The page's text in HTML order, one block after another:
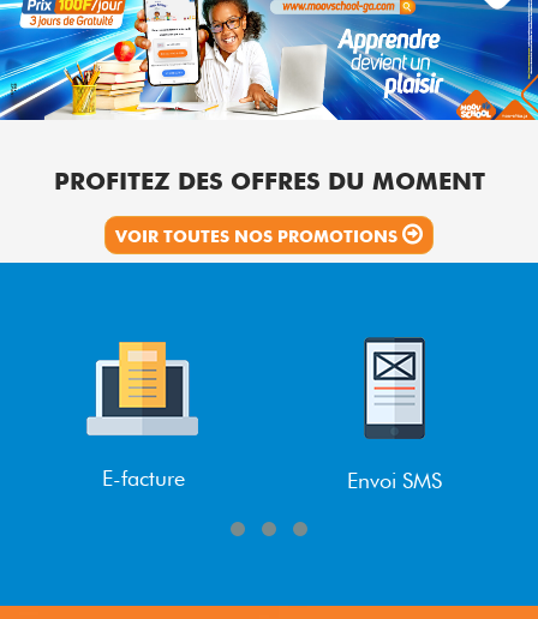
PROFITEZ DES OFFRES DU MOMENT
VOIR TOUTES NOS PROMOTIONS
E-facture Envoi SMS